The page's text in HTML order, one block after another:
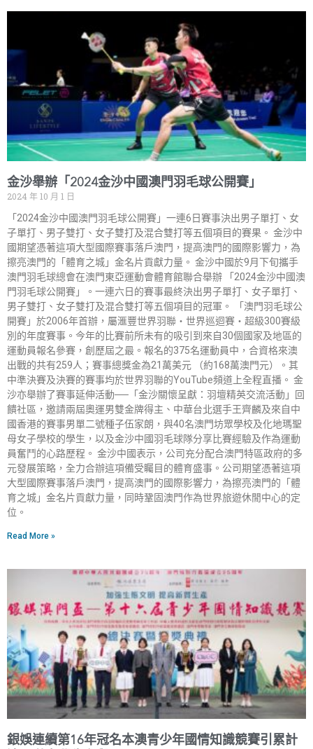
金沙舉辦「2024金沙中國澳門羽毛球公開賽」
2024 年 10 月 1 日
「2024金沙中國澳門羽毛球公開賽」一連6日賽事決出男子單打、女
子單打、男子雙打、女子雙打及混合雙打等五個項目的賽果。 金沙中
國期望憑著這項大型國際賽事落戶澳門，提高澳門的國際影響力，為
擦亮澳門的「體育之城」金名片貢獻力量。 金沙中國於9月下旬攜手
澳門羽毛球總會在澳門東亞運動會體育館聯合舉辦 「2024金沙中國澳
門羽毛球公開賽」。一連六日的賽事最終決出男子單打、女子單打、
男子雙打、女子雙打及混合雙打等五個項目的冠軍。 「澳門羽毛球公
開賽」於2006年首辦，屬滙豐世界羽聯‧世界巡迴賽‧超級300賽級
別的年度賽事。今年的比賽前所未有的吸引到來自30個國家及地區的
運動員報名參賽，創歷屆之最。報名的375名運動員中，合資格來澳
出戰的共有259人；賽事總獎金為21萬美元 （約168萬澳門元）。其
中準決賽及決賽的賽事均於世界羽聯的YouTube頻道上全程直播。 金
沙亦舉辦了賽事延伸活動──「金沙關懷呈獻：羽壇精英交流活動」回
饋社區，邀請兩屆奧運男雙金牌得主、中華台北選手王齊麟及來自中
國香港的賽事男單二號種子伍家朗，與40名澳門坊眾學校及化地瑪聖
母女子學校的學生，以及金沙中國羽毛球隊分享比賽經驗及作為運動
員奮鬥的心路歷程。 金沙中國表示，公司充分配合澳門特區政府的多
元發展策略，全力合辦這項備受矚目的體育盛事。公司期望憑著這項
大型國際賽事落戶澳門，提高澳門的國際影響力，為擦亮澳門的「體
育之城」金名片貢獻力量，同時鞏固澳門作為世界旅遊休閒中心的定
位。
Read More »
銀娛連續第16年冠名本澳青少年國情知識競賽引累計